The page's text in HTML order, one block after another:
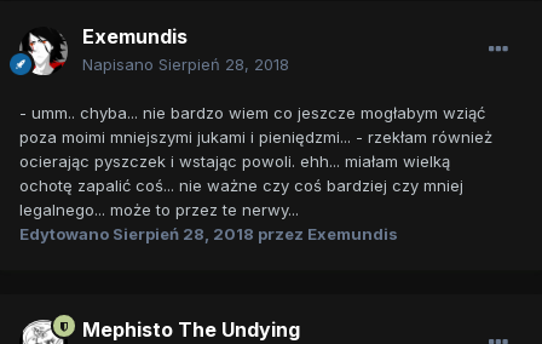
Exemundis
Napisano Sierpień 28, 2018
- umm.. chyba... nie bardzo wiem co jeszcze mogłabym wziąć
poza moimi mniejszymi jukami i pieniędzmi... - rzekłam również
ocierając pyszczek i wstając powoli. ehh... miałam wielką
ochotę zapalić coś... nie ważne czy coś bardziej czy mniej
legalnego... może to przez te nerwy...
Edytowano Sierpień 28, 2018 przez Exemundis
Mephisto The Undying